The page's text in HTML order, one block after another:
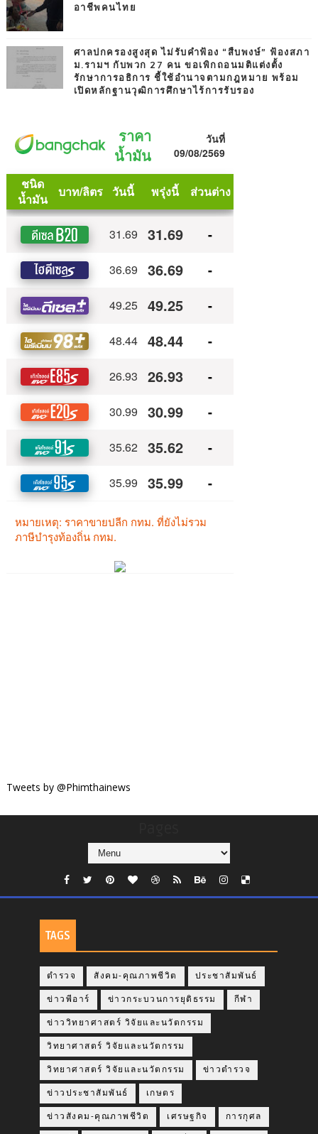
อาชีพคนไทย
ศาลปกครองสูงสุด ไม่รับคำฟ้อง “สืบพงษ์” ฟ้องสภา
ม.รามฯ กับพวก 27 คน ขอเพิกถอนมติแต่งตั้ง
รักษาการอธิการ ชี้ใช้อำนาจตามกฎหมาย พร้อม
เปิดหลักฐานวุฒิการศึกษาไร้การรับรอง
Tweets by @Phimthainews
TAGS
ตำรวจ สังคม-คุณภาพชีวิต ประชาสัมพันธ์
ข่าวพีอาร์ ข่าวกระบวนการยุติธรรม กีฬา
ข่าววิทยาศาสตร์ วิจัยและนวัตกรรม
วิทยาศาสตร์ วิจัยและนวัตกรรม
วิทยาศาสตร์ วิจัยและนวัตกรรม ข่าวตำรวจ
ข่าวประชาสัมพันธ์ เกษตร
ข่าวสังคม-คุณภาพชีวิต เศรษฐกิจ การกุศล